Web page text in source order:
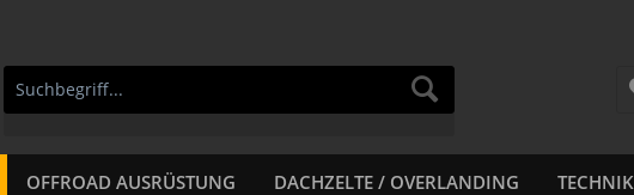
OFFROAD AUSRÜSTUNG DACHZELTE / OVERLANDING TECHNIK